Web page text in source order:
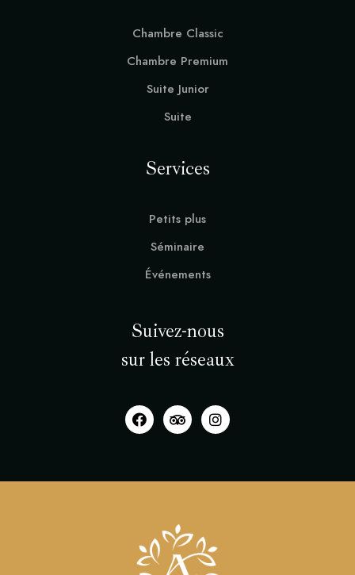
Chambre Classic
Chambre Premium
Suite Junior
Suite
Services
Petits plus
Séminaire
Événements
Suivez-nous
sur les réseaux